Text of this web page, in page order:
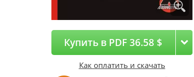
Купить в PDF 36.58 $
Как оплатить и скачать